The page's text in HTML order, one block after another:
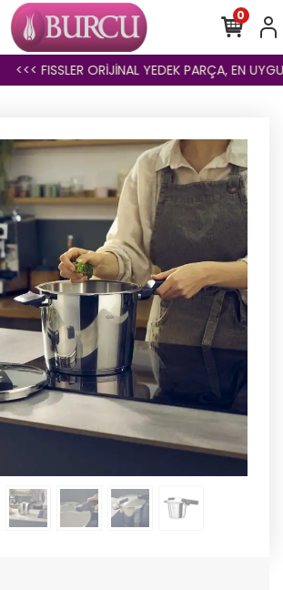
<<< FISSLER ORİJİNAL YEDEK PARÇA, EN
0